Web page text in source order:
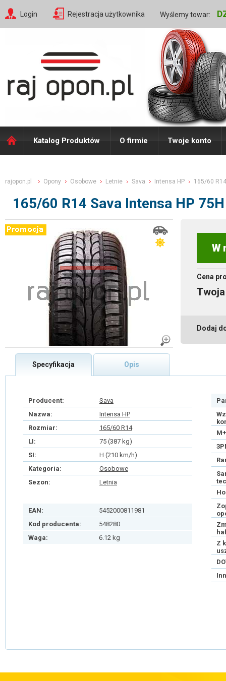
Login Rejestracja użytkownika Wyślemy towar:
Katalog Produktów O firmie Twoje konto
rajopon.pl Opony Osobowe Letnie Sava Intensa HP 165/60 R14
165/60 R14 Sava Intensa HP 75H
W
Cena
Dodaj
Specyfikacja Opis
Producent:
Sava
Nazwa:
Intensa HP
Rozmiar:
165/60 R14
LI:
75 (387 kg)
SI:
H (210 km/h)
Kategoria:
Osobowe
Sezon:
Letnia
EAN:
5452000811981
Kod producenta:
548280
Waga:
6.12 kg
Z